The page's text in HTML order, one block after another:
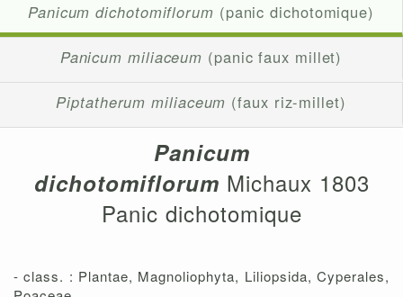
Panicum dichotomiflorum (panic dichotomique)
Panicum miliaceum (panic faux millet)
Piptatherum miliaceum (faux riz-millet)
Panicum
dichotomiflorum Michaux 1803
Panic dichotomique
- class. : Plantae, Magnoliophyta, Liliopsida, Cyperales,